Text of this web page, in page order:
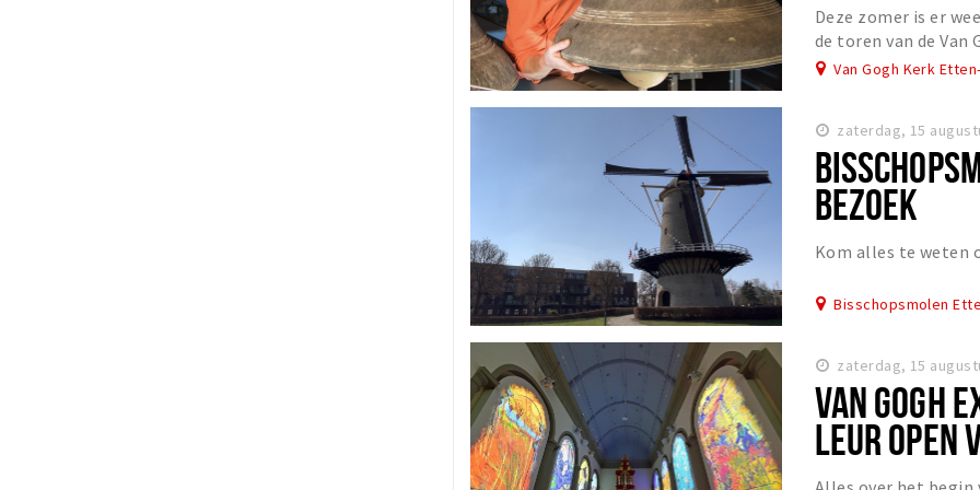
Deze zomer is er
de toren van de Van
Van Gogh Kerk
zaterdag, 15
BEZOEK
Kom alles te weten
Bisschopsmolen
zaterdag, 15
VAN GOGH
LEUR OPEN